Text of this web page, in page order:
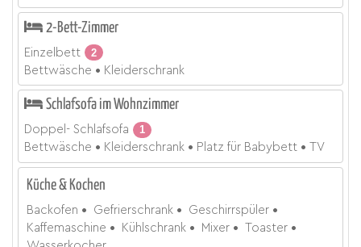
2-Bett-Zimmer
Einzelbett
2
Bettwäsche
Kleiderschrank
Schlafsofa im Wohnzimmer
Doppel- Schlafsofa
1
Bettwäsche
Kleiderschrank Platz für Babybett TV
Küche & Kochen
Backofen Gefrierschrank
Geschirrspüler
Kaffemaschine
Kühlschrank Mixer
Toaster